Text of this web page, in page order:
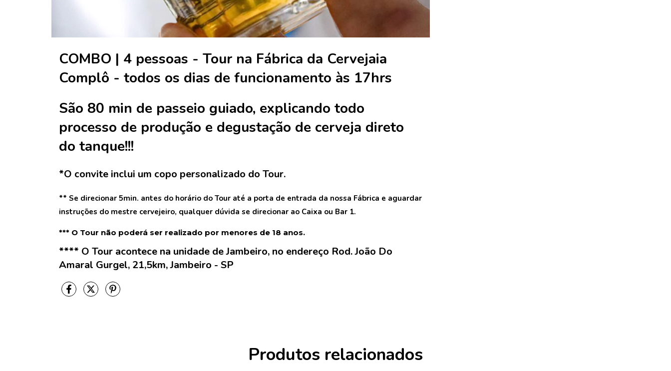
COMBO | 4 pessoas - Tour na Fábrica da Cervejaia
Complô - todos os dias de funcionamento às 17hrs
São 80 min de passeio guiado, explicando todo
processo de produção e degustação de cerveja direto
do tanque!!!
*O convite inclui um copo personalizado do Tour.
** Se direcionar 5min. antes do horário do Tour até a porta de entrada da nossa Fábrica e aguardar
instruções do mestre cervejeiro, qualquer dúvida se direcionar ao Caixa ou Bar 1.
*** O Tour não poderá ser realizado por menores de 18 anos.
**** O Tour acontece na unidade de Jambeiro, no endereço Rod. João Do
Amaral Gurgel, 21,5km, Jambeiro - SP
Produtos relacionados